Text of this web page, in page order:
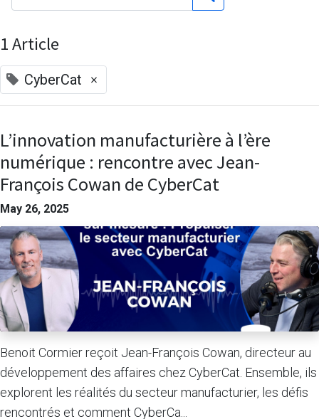
1 Article
CyberCat ×
L’innovation manufacturière à l’ère
numérique : rencontre avec Jean-
François Cowan de CyberCat
May 26, 2025
Benoit Cormier reçoit Jean-François Cowan, directeur au
développement des affaires chez CyberCat. Ensemble, ils
explorent les réalités du secteur manufacturier, les défis
rencontrés et comment CyberCa...